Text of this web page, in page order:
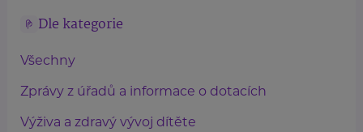
Dle kategorie
Všechny
Zprávy z úřadů a informace o dotacích
Výživa a zdravý vývoj dítěte